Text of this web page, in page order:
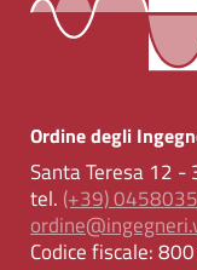
Ordine degli
Santa Teresa 12
tel. (+39)
Codice fiscale: